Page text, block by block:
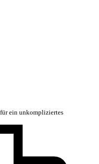
ein unkompliziertes